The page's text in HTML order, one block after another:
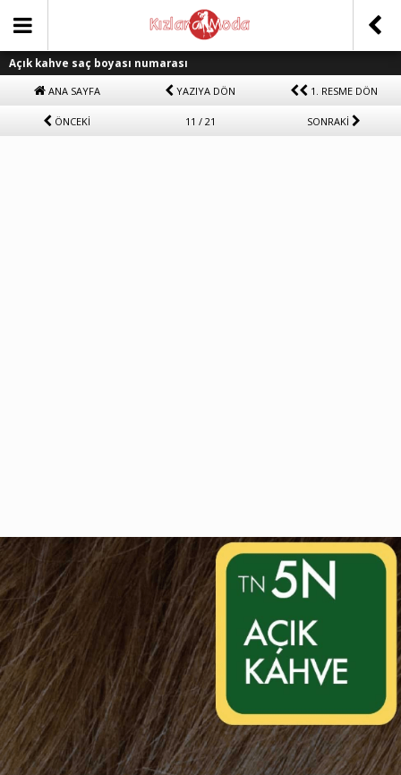
Açık kahve saç boyası numarası
ANA SAYFA YAZIYA DÖN 1. RESME DÖN
ÖNCEKİ 11 / 21 SONRAKİ